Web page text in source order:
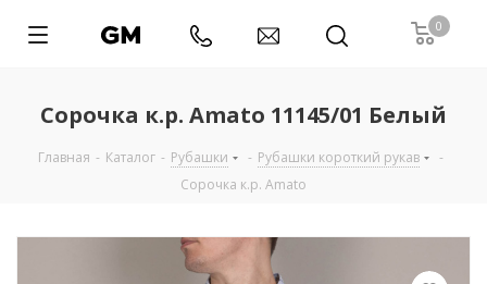
0
Сорочка к.р. Amato 11145/01 Белый
Главная - Каталог - Рубашки - Рубашки короткий рукав
-
Сорочка к.р. Amato